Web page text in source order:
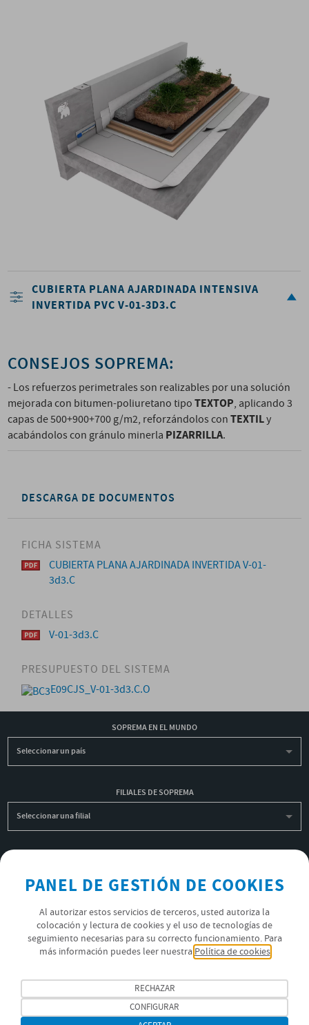
CUBIERTA PLANA AJARDINADA INTENSIVA
INVERTIDA PVC V-01-3D3.C
CONSEJOS SOPREMA:
- Los refuerzos perimetrales son realizables por una solución
mejorada con bitumen-poliuretano tipoTEXTOP, aplicando 3
capas de 500+900+700 g/m2, reforzándolos conTEXTILy
acabándolos con gránulo minerla PIZARRILLA.
DESCARGA DE DOCUMENTOS
FICHA SISTEMA
CUBIERTA PLANA AJARDINADA INVERTIDA V-01-
3d3.C
DETALLES
V-01-3d3.C
PRESUPUESTO DEL SISTEMA
E09CJS_V-01-3d3.C.O
SOPREMA EN EL MUNDO
Seleccionar un país
FILIALES DE SOPREMA
Seleccionar una filial
OK
POLÍTICA DE PRIVACIDAD
ÚNETE AL EQUIPO SOPREMA
SÍGUENOS
PANEL DE GESTIÓN DE COOKIES
Al autorizar estos servicios de terceros, usted autoriza la
colocación y lectura de cookies y el uso de tecnologías de
seguimiento necesarias para su correcto funcionamiento. Para
más información puedes leer nuestra Política de cookies
RECHAZAR
CONFIGURAR